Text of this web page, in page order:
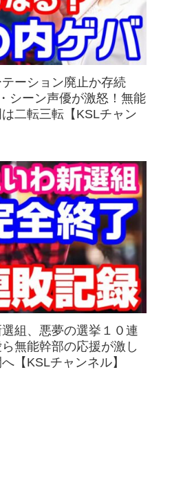
テーション廃止か存続
シーン声優が激怒！無能
二転三転【KSLチャン
選組、悪夢の選挙１０連
無能幹部の応援が激し
【KSLチャンネル】